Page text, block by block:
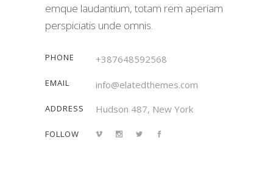
emque laudantium, totam rem aperiam
perspiciatis unde omnis.
PHONE
EMAIL
ADDRESS
FOLLOW
+387648592568
info@elatedthemes.com
Hudson 487, New York